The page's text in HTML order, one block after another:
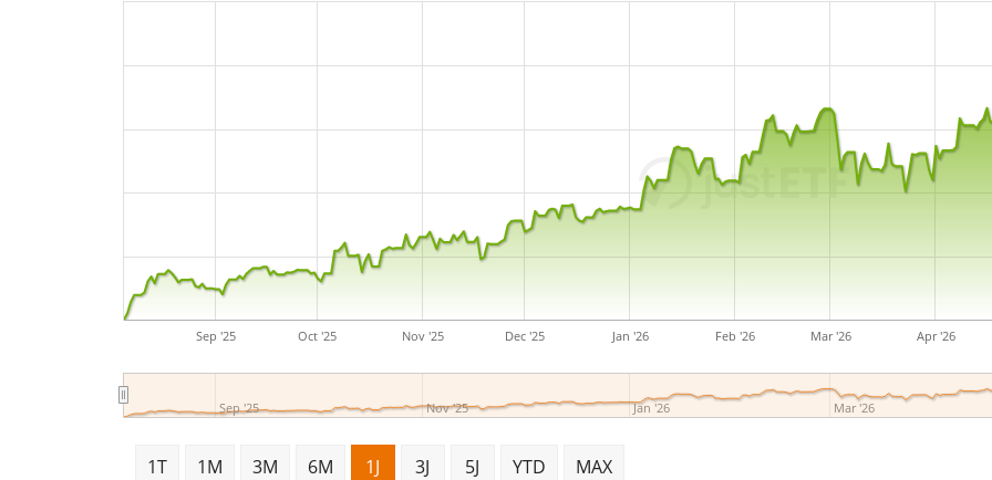
Sep '25 Oct '25 Nov '25 Dec '25 Jan '26 Feb '26 Mar '26 Apr '26
Sep '25 Nov '25 Jan '26 Mar '26
1T 1M 3M 6M 1J 3J 5J YTD MAX